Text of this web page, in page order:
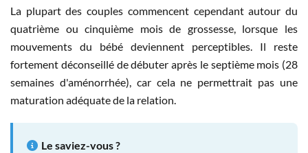
La plupart des couples commencent cependant autour du
quatrième ou cinquième mois de grossesse, lorsque les
mouvements du bébé deviennent perceptibles. Il reste
fortement déconseillé de débuter après le septième mois (28
semaines d'aménorrhée), car cela ne permettrait pas une
maturation adéquate de la relation.
Le saviez-vous ?